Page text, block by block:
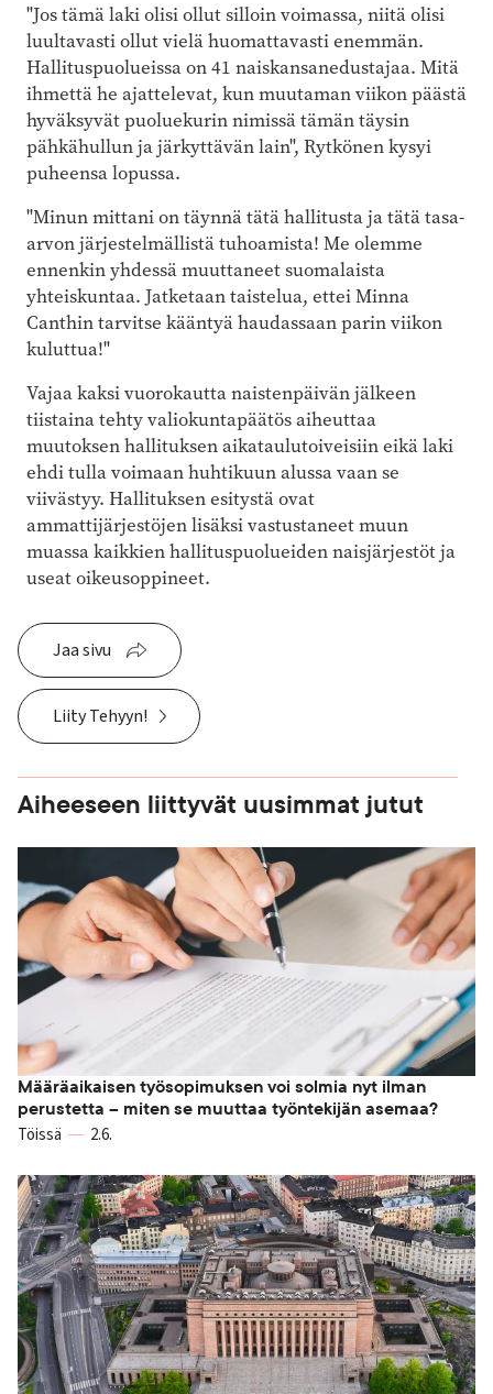
"Jos tämä laki olisi ollut silloin voimassa, niitä olisi
luultavasti ollut vielä huomattavasti enemmän.
Hallituspuolueissa on 41 naiskansanedustajaa. Mitä
ihmettä he ajattelevat, kun muutaman viikon päästä
hyväksyvät puoluekurin nimissä tämän täysin
pähkähullun ja järkyttävän lain", Rytkönen kysyi
puheensa lopussa.
"Minun mittani on täynnä tätä hallitusta ja tätä tasa-
arvon järjestelmällistä tuhoamista! Me olemme
ennenkin yhdessä muuttaneet suomalaista
yhteiskuntaa. Jatketaan taistelua, ettei Minna
Canthin tarvitse kääntyä haudassaan parin viikon
kuluttua!"
Vajaa kaksi vuorokautta naistenpäivän jälkeen
tiistaina tehty valiokuntapäätös aiheuttaa
muutoksen hallituksen aikataulutoiveisiin eikä laki
ehdi tulla voimaan huhtikuun alussa vaan se
viivästyy. Hallituksen esitystä ovat
ammattijärjestöjen lisäksi vastustaneet muun
muassa kaikkien hallituspuolueiden naisjärjestöt ja
useat oikeusoppineet.
Jaa sivu
Liity Tehyyn!
Aiheeseen liittyvät uusimmat jutut
Määräaikaisen työsopimuksen voi solmia nyt ilman
perustetta – miten se muuttaa työntekijän asemaa?
Töissä 2.6.